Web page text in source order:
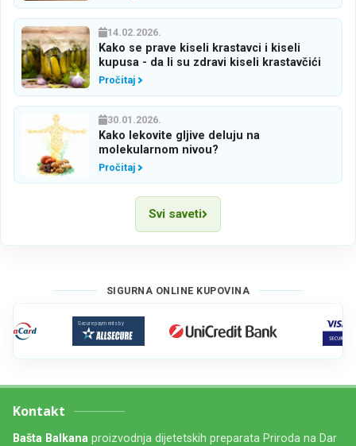
14.02.2026.
Kako se prave kiseli krastavci i kiseli
kupusa - da li su zdravi kiseli krastavčići
Pročitaj
30.01.2026.
Kako lekovite gljive deluju na
molekularnom nivou?
Pročitaj
Svi saveti
SIGURNA ONLINE KUPOVINA
Kontakt
Bašta Balkana proizvodnja dijetetskih preparata Priroda na Dar